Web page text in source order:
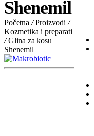
Shenemil
Početna / Proizvodi /
Kozmetika i preparati
/Glina za kosu
Shenemil